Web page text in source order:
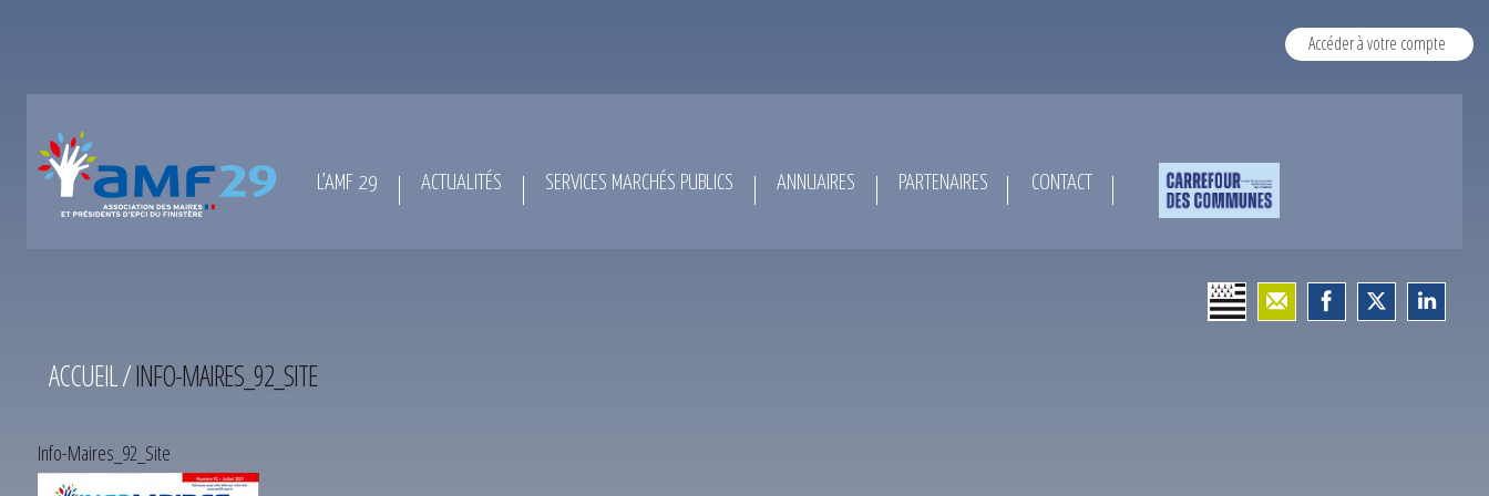
Accéder à votre compte
L’AMF 29 ACTUALITÉS SERVICES MARCHÉS PUBLICS ANNUAIRES PARTENAIRES CONTACT
ACCUEIL/INFO-MAIRES_92_SITE
Info-Maires_92_Site